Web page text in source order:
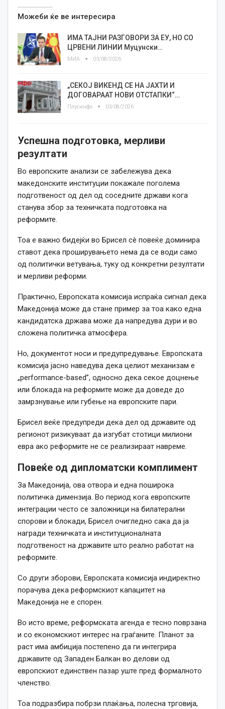
Можеби ќе ве интересира
ИМА ТАЈНИ РАЗГОВОРИ ЗА ЕУ, НО СО
ЦРВЕНИ ЛИНИИ Муцунски…
МИА 03/08/2026
„СЕКОЈ ВИКЕНД СЕ НА ЈАХТИ И
ДОГОВАРААТ НОВИ ОТСТАПКИ“…
Плусинфо 03/08/2026
Успешна подготовка, мерливи
резултати
Во европските анализи се забележува дека
македонските институции покажале поголема
подготвеност од дел од соседните држави кога
станува збор за техничката подготовка на
реформите.
Тоа е важно бидејќи во Брисел сè повеќе доминира
ставот дека проширувањето нема да се води само
од политички ветувања, туку од конкретни резултати
и мерливи реформи.
Практично, Европската комисија испраќа сигнал дека
Македонија може да стане пример за тоа како една
кандидатска држава може да напредува дури и во
сложена политичка атмосфера.
Но, документот носи и предупредување. Европската
комисија јасно наведува дека целиот механизам е
„performance-based”, односно дека секое доцнење
или блокада на реформите може да доведе до
замрзнување или губење на европските пари.
Брисел веќе предупреди дека дел од државите од
регионот ризикуваат да изгубат стотици милиони
евра ако реформите не се реализираат навреме.
Повеќе од дипломатски комплимент
За Македонија, ова отвора и една поширока
политичка димензија. Во период кога европските
интеграции често се заложници на билатерални
спорови и блокади, Брисел очигледно сака да ја
награди техничката и институционалната
подготвеност на државите што реално работат на
реформите.
Со други зборови, Европската комисија индиректно
порачува дека реформскиот капацитет на
Македонија не е спорен.
Во исто време, реформската агенда е тесно поврзана
и со економскиот интерес на граѓаните. Планот за
раст има амбиција постепено да ги интегрира
државите од Западен Балкан во делови од
европскиот единствен пазар уште пред формалното
членство.
Тоа подразбира побрзи плаќања, полесна трговија,